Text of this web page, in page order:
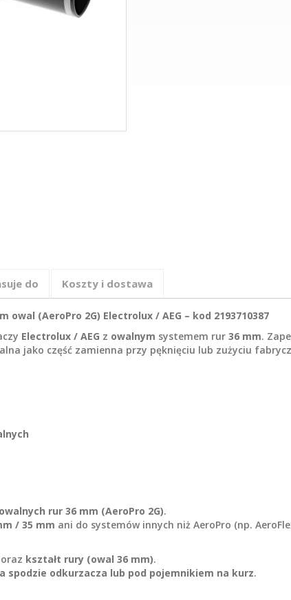
do Koszty i dostawa
(AeroPro 2G) Electrolux / AEG – kod 2193710387
Electrolux / AEG z owalnym systemem rur 36 mm.
jako część zamienna przy pęknięciu lub zużyciu
owalnych rur 36 mm (AeroPro 2G).
/ 35 mm ani do systemów innych niż AeroPro (np.
kształt rury (owal 36 mm).
spodzie odkurzacza lub pod pojemnikiem na kurz.